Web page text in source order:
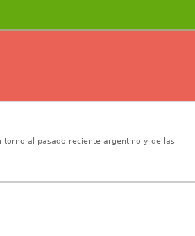
al pasado reciente argentino y de las